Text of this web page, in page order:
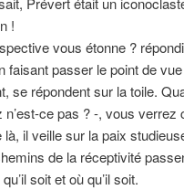
!
vous étonne ?
faisant passer le point de
se répondent sur la toile.
n’est-ce pas ? -, vous
là, il veille sur la paix
de la réceptivité
soit et où qu’il soit.